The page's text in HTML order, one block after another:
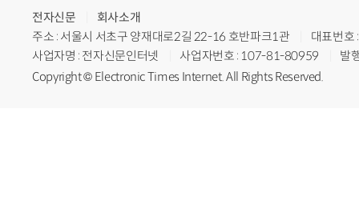
전자신문
회사소개
주소 : 서울시 서초구 양재대로2길 22-16 호반파크1관
대표번
사업자명 : 전자신문인터넷
사업자번호 : 107-81-80959
발
Copyright © Electronic Times Internet. All Rights Reserved.